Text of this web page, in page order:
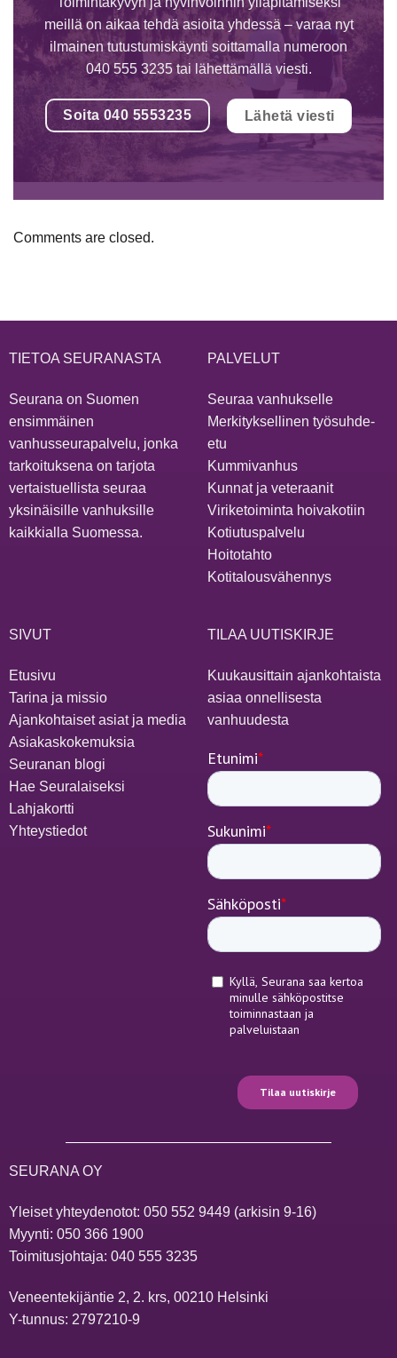
meillä on aikaa tehdä asioita yhdessä – varaa nyt
ilmainen tutustumiskäynti soittamalla numeroon
040 555 3235 tai lähettämällä viesti.
Soita 040 5553235 Lähetä viesti
Comments are closed.
TIETOA SEURANASTA
Seurana on Suomen
ensimmäinen
vanhusseurapalvelu, jonka
tarkoituksena on tarjota
vertaistuellista seuraa
yksinäisille vanhuksille
kaikkialla Suomessa.
PALVELUT
Seuraa vanhukselle
Merkityksellinen työsuhde-
etu
Kummivanhus
Kunnat ja veteraanit
Viriketoiminta hoivakotiin
Kotiutuspalvelu
Hoitotahto
Kotitalousvähennys
SIVUT
Etusivu
Tarina ja missio
Ajankohtaiset asiat ja media
Asiakaskokemuksia
Seuranan blogi
Hae Seuralaiseksi
Lahjakortti
Yhteystiedot
TILAA UUTISKIRJE
Kuukausittain ajankohtaista
asiaa onnellisesta
vanhuudesta
SEURANA OY
Yleiset yhteydenotot: 050 552 9449(arkisin 9-16)
Myynti: 050 366 1900
Toimitusjohtaja: 040 555 3235
Veneentekijäntie 2, 2. krs, 00210 Helsinki
Y-tunnus: 2797210-9